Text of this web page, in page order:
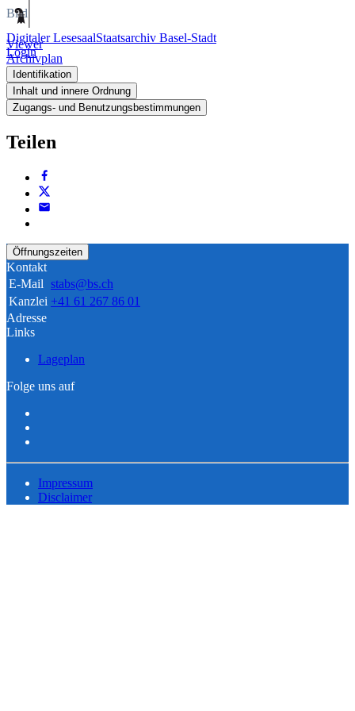
Digitaler LesesaalStaatsarchiv Basel-Stadt
Login
Bild
Viewer
Archivplan
Identifikation
Inhalt und innere Ordnung
Zugangs- und Benutzungsbestimmungen
Teilen
Öffnungszeiten
Kontakt
E-Mail stabs@bs.ch
Kanzlei +41 61 267 86 01
Adresse
Links
Lageplan
Folge uns auf
Impressum
Disclaimer